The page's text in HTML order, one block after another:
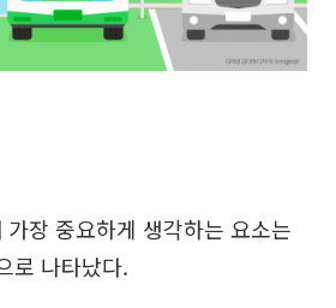
장 중요하게 생각하는 요소는
로 나타났다.